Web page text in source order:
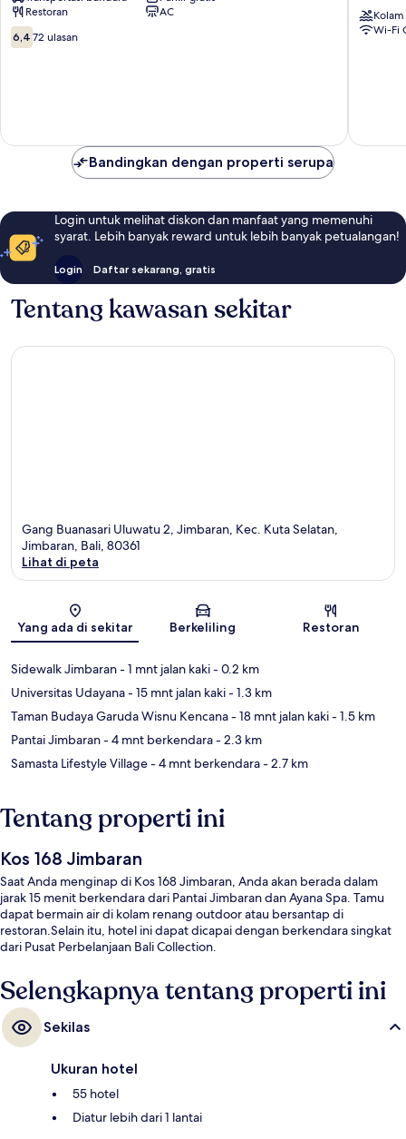
Restaurant
Jimbaran
Restoran
AC
6.4
dari
6,4 72 ulasan
Beach
Wi-Fi
Bandingkan dengan properti serupa
Login untuk melihat diskon dan manfaat yang memenuhi
syarat. Lebih banyak reward untuk lebih banyak petualangan!
Login Daftar sekarang, gratis
Tentang kawasan sekitar
Gang Buanasari Uluwatu 2, Jimbaran, Kec. Kuta Selatan,
Jimbaran, Bali, 80361
Lihat di peta
Yang ada di sekitar Berkeliling Restoran
Sidewalk Jimbaran- 1 mnt jalan kaki- 0.2 km
Universitas Udayana- 15 mnt jalan kaki- 1.3 km
Taman Budaya Garuda Wisnu Kencana- 18 mnt jalan kaki- 1.5 km
Pantai Jimbaran- 4 mnt berkendara- 2.3 km
Samasta Lifestyle Village- 4 mnt berkendara- 2.7 km
Tentang properti ini
Kos 168 Jimbaran
Saat Anda menginap di Kos 168 Jimbaran, Anda akan berada dalam
jarak 15 menit berkendara dari Pantai Jimbaran dan Ayana Spa. Tamu
dapat bermain air di kolam renang outdoor atau bersantap di
restoran.Selain itu, hotel ini dapat dicapai dengan berkendara singkat
dari Pusat Perbelanjaan Bali Collection.
Selengkapnya tentang properti ini
Sekilas
Ukuran hotel
55 hotel
Diatur lebih dari 1 lantai